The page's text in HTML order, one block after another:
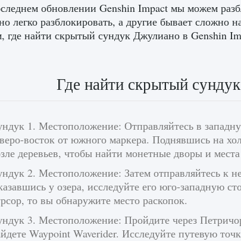
обновлении Genshin Impact мы можем
легко разблокировать, а другие бывает
где найти скрытый сундук Джулиано в Genshin
Где найти скрытый
1. Местоположение: Отправляйтесь в
восток от южного маркера. Поднявшись на
деревьев, чтобы найти монетные дворы и
2. Местоположение: Затем отправляйтесь к
у озера, исследуйте его юго-западную
то вы обнаружите место раскопок.
3. Местоположение: Пройдите через
Waypoint Waverider. Исследуйте путевую